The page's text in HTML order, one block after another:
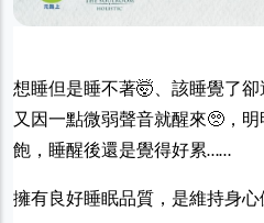
想睡但是睡不著🤯、該睡覺了
又因一點微弱聲音就醒來🥺，
飽，睡醒後還是覺得好累……
擁有良好睡眠品質，是維持身心